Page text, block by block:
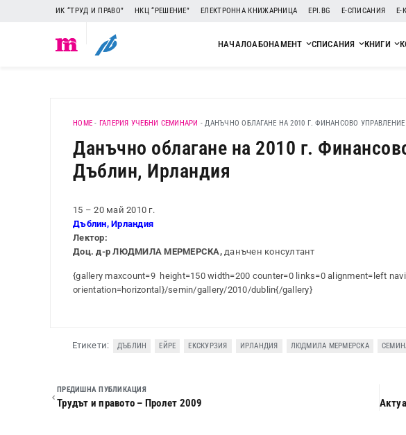
ИК “ТРУД И ПРАВО” НКЦ “РЕШЕНИЕ” ЕЛЕКТРОННА КНИЖАРНИЦА EPI.BG Е-СПИСАНИЯ Е-
НАЧАЛОАБОНАМЕНТ СПИСАНИЯ КНИГИ
HOME - ГАЛЕРИЯ УЧЕБНИ СЕМИНАРИ -ДАНЪЧНО ОБЛАГАНЕ НА 2010 Г. ФИНАНСОВО
Данъчно облагане на 2010 г.
Дъблин, Ирландия
15 – 20 май 2010 г.
Дъблин, Ирландия
Лектор:
Доц. д-р ЛЮДМИЛА МЕРМЕРСКА, данъчен консултант
{gallery maxcount=9 height=150 width=200 counter=0 links=0 alignment=left
orientation=horizontal}/semin/gallery/2010/dublin{/gallery}
Етикети: ДЪБЛИН ЕЙРЕ ЕКСКУРЗИЯ ИРЛАНДИЯ ЛЮДМИЛА МЕРМЕРСКА
ПРЕДИШНА ПУБЛИКАЦИЯ
Трудът и правото – Пролет 2009